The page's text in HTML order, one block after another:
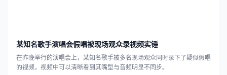
某知名歌手演唱会假唱被现场观众录视频实锤
在昨晚举行的演唱会上，某知名歌手被多名现场观众同时录下了疑似假唱
的视频，视频中可以清晰看到其嘴型与音频明显不同步。